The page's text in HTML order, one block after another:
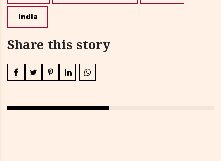
India
Share this story